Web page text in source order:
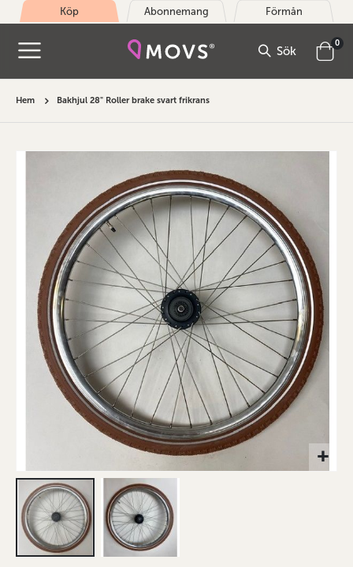
Köp Abonnemang Förmån
Sök Cart
0
Hem Bakhjul 28" Roller brake svart frikrans
bildgalleriet